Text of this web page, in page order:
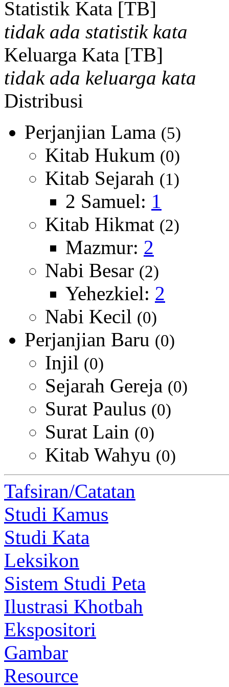
Statistik Kata [TB]
tidak ada statistik kata
Keluarga Kata [TB]
tidak ada keluarga kata
Distribusi
Perjanjian Lama (5)
Kitab Hukum (0)
Kitab Sejarah (1)
2 Samuel: 1
Kitab Hikmat (2)
Mazmur: 2
Nabi Besar (2)
Yehezkiel: 2
Nabi Kecil (0)
Perjanjian Baru (0)
Injil (0)
Sejarah Gereja (0)
Surat Paulus (0)
Surat Lain (0)
Kitab Wahyu (0)
Tafsiran/Catatan
Studi Kamus
Studi Kata
Leksikon
Sistem Studi Peta
Ilustrasi Khotbah
Ekspositori
Gambar
Resource